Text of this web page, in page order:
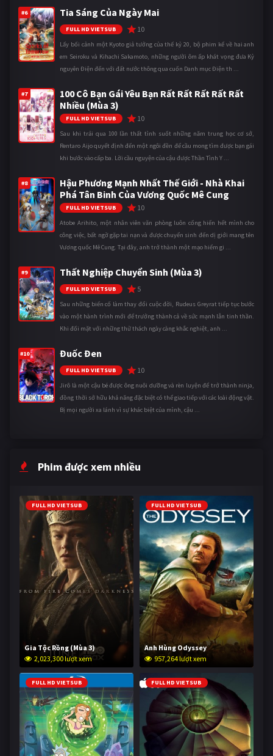
#6 Tia Sáng Của Ngày Mai
FULL HD VIETSUB 10
Lấy bối cảnh một Kyoto giả tưởng của thế kỷ 20, bộ phim kể về hai anh
em Seiroku và Kihachi Sakamoto, những người ôm ấp khát vọng đưa Kỷ
nguyên Điện đến với đất nước thông qua cuốn Danh mục Điện th ...
#7
100 Cô Bạn Gái Yêu Bạn Rất Rất Rất Rất Rất
Nhiều (Mùa 3)
FULL HD VIETSUB 10
Sau khi trải qua 100 lần thất tình suốt những năm trung học cơ sở,
Rentaro Aijo quyết định đến một ngôi đền để cầu mong tìm được bạn gái
khi bước vào cấp ba. Lời cầu nguyện của cậu được Thần Tình Y ...
#8
Hậu Phương Mạnh Nhất Thế Giới - Nhà Khai
Phá Tân Binh Của Vương Quốc Mê Cung
FULL HD VIETSUB 10
Atobe Arihito, một nhân viên văn phòng luôn cống hiến hết mình cho
công việc, bất ngờ gặp tai nạn và được chuyển sinh đến dị giới mang tên
Vương quốc Mê Cung. Tại đây, anh trở thành một mạo hiểm gi ...
#9 Thất Nghiệp Chuyển Sinh (Mùa 3)
FULL HD VIETSUB 5
Sau những biến cố làm thay đổi cuộc đời, Rudeus Greyrat tiếp tục bước
vào một hành trình mới để trưởng thành cả về sức mạnh lẫn tinh thần.
Khi đối mặt với những thử thách ngày càng khắc nghiệt, anh ...
#10 Đuốc Đen
FULL HD VIETSUB 10
Jirô là một cậu bé được ông nuôi dưỡng và rèn luyện để trở thành ninja,
đồng thời sở hữu khả năng đặc biệt có thể giao tiếp với các loài động vật.
Bị mọi người xa lánh vì sự khác biệt của mình, cậu ...
Phim được xem nhiều
FULL HD VIETSUB
Gia Tộc Rồng (Mùa 3)
2,023,300 lượt xem
FULL HD VIETSUB
Anh Hùng Odyssey
957,264 lượt xem
FULL HD VIETSUB FULL HD VIETSUB